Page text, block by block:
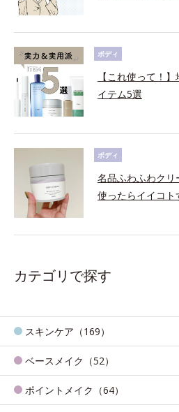
ボディ
【これ使って！
イテム5選
ボディ
名品ふわふわク
使ったらイイコト
カテゴリで探す
スキンケア（169）
ベースメイク（52）
ポイントメイク（64）